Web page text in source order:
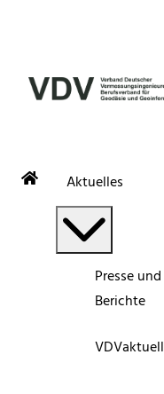
Aktuelles
Presse und
Berichte
VDVaktuell